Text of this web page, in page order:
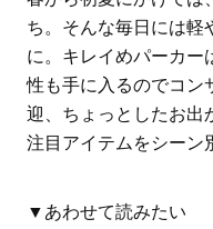
すす
ママとパパに贈る「
ス学」
ち。そんな毎日には軽
に。キレイめパーカー
性も手に入るのでコン
迎、ちょっとしたお出
注目アイテムをシーン
▼あわせて読みたい